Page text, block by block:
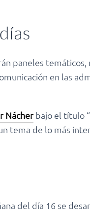
paneles
en las
Nácherbajo el título
tema de lo más
del día 16 se